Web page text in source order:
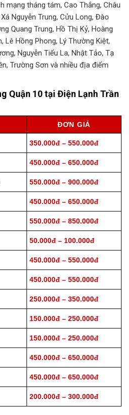
mạng tháng tám, Cao Thắng, Châu
Nguyễn Trung, Cửu Long, Đào
Quang Trung, Hồ Thị Kỷ, Hoàng
Lê Hồng Phong, Lý Thường Kiệt,
Nguyễn Tiểu La, Nhật Tảo, Tạ
Trường Sơn và nhiều địa điểm
Quận 10 tại Điện Lạnh Trần
ĐƠN GIÁ
350.000đ – 550.000đ
450.000đ – 650.000đ
550.000đ – 900.000đ
450.000đ – 650.000đ
550.000đ – 850.000đ
50.000đ – 100.000đ
450.000đ – 550.000đ
450.000đ – 550.000đ
250.000đ – 350.000đ
150.000đ – 250.000đ
150.000đ – 250.000đ
450.000đ – 650.000đ
450.000đ – 650.000đ
200.000đ – 300.000đ